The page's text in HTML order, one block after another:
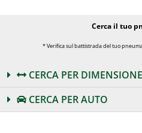
Cerca il tuo
* Verifica sul battistrada del tuo
CERCA PER DIMENSIONE
CERCA PER AUTO